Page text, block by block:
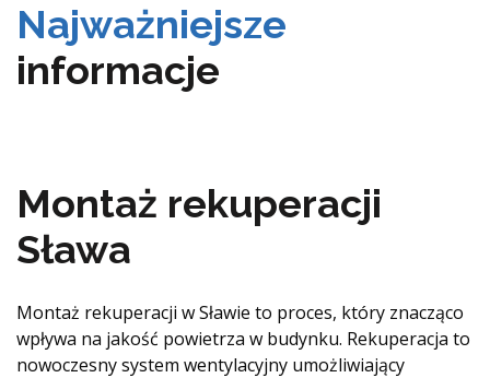
Najważniejsze
informacje
Montaż rekuperacji
Sława
Montaż rekuperacji w Sławie to proces, który znacząco
wpływa na jakość powietrza w budynku. Rekuperacja to
nowoczesny system wentylacyjny umożliwiający